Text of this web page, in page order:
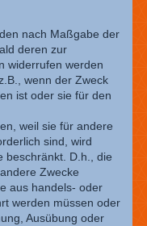
nach Maßgabe der
deren zur
widerrufen werden
wenn der Zweck
ist oder sie für den
weil sie für andere
sind, wird
beschränkt. D.h., die
Zwecke
aus handels- oder
werden müssen oder
Ausübung oder